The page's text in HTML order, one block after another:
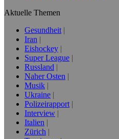
Aktuelle Themen
Gesundheit
Iran
Eishockey
Super League
Russland
Naher Osten
Musik
Ukraine
Polizeirapport
Interview
Italien
Zürich